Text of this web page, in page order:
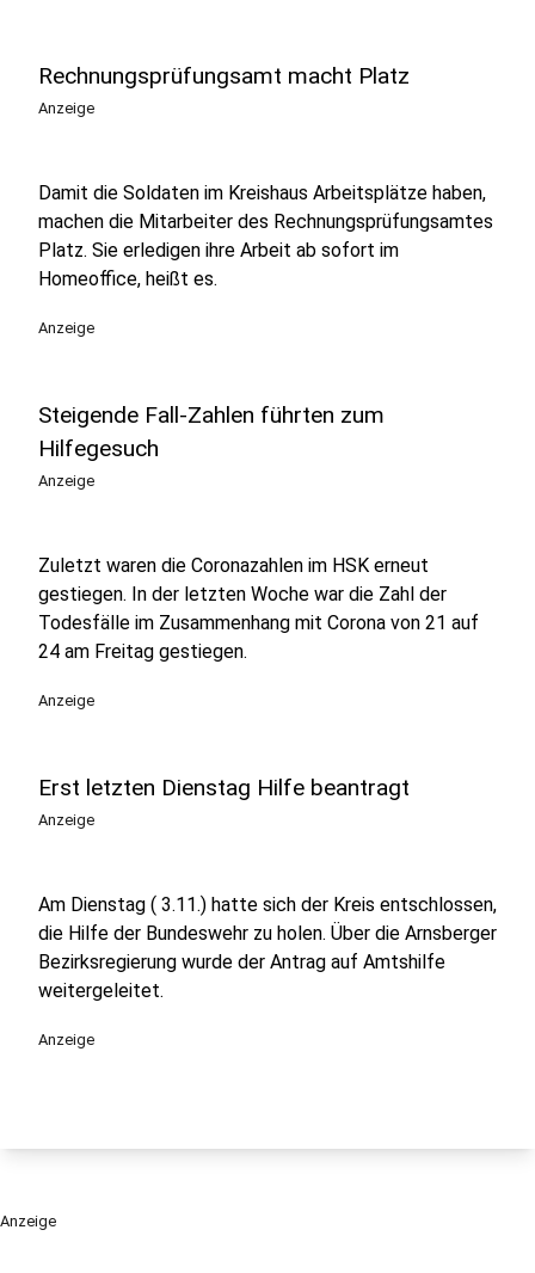
Rechnungsprüfungsamt macht Platz
Anzeige
Damit die Soldaten im Kreishaus Arbeitsplätze haben,
machen die Mitarbeiter des Rechnungsprüfungsamtes
Platz. Sie erledigen ihre Arbeit ab sofort im
Homeoffice, heißt es.
Anzeige
Steigende Fall-Zahlen führten zum
Hilfegesuch
Anzeige
Zuletzt waren die Coronazahlen im HSK erneut
gestiegen. In der letzten Woche war die Zahl der
Todesfälle im Zusammenhang mit Corona von 21 auf
24 am Freitag gestiegen.
Anzeige
Erst letzten Dienstag Hilfe beantragt
Anzeige
Am Dienstag ( 3.11.) hatte sich der Kreis entschlossen,
die Hilfe der Bundeswehr zu holen. Über die Arnsberger
Bezirksregierung wurde der Antrag auf Amtshilfe
weitergeleitet.
Anzeige
Anzeige